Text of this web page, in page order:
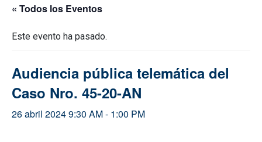
« Todos los Eventos
Este evento ha pasado.
Audiencia pública telemática del
Caso Nro. 45-20-AN
26 abril 2024 9:30 AM- 1:00 PM